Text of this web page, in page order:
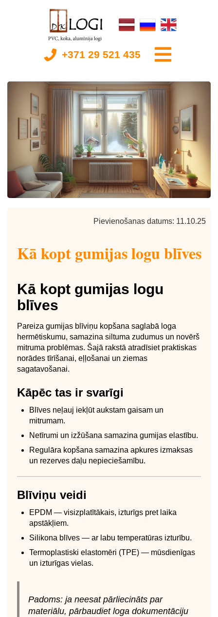
+371 29 521 435
Pievienošanas datums: 11.10.25
Kā kopt gumijas logu blīves
Kā kopt gumijas logu
blīves
Pareiza gumijas blīviņu kopšana saglabā loga
hermētiskumu, samazina siltuma zudumus un novērš
mitruma problēmas. Šajā rakstā atradīsiet praktiskas
norādes tīrīšanai, eļļošanai un ziemas
sagatavošanai.
Kāpēc tas ir svarīgi
Blīves neļauj iekļūt aukstam gaisam un
mitrumam.
Netīrumi un izžūšana samazina gumijas elastību.
Regulāra kopšana samazina apkures izmaksas
un rezerves daļu nepieciešamību.
Blīviņu veidi
EPDM — visizplatītākais, izturīgs pret laika
apstākļiem.
Silikona blīves — ar labu temperatūras izturību.
Termoplastiski elastomēri (TPE) — mūsdienīgas
un izturīgas vielas.
Padoms: ja neesat pārliecināts par
materiālu, pārbaudiet loga dokumentāciju